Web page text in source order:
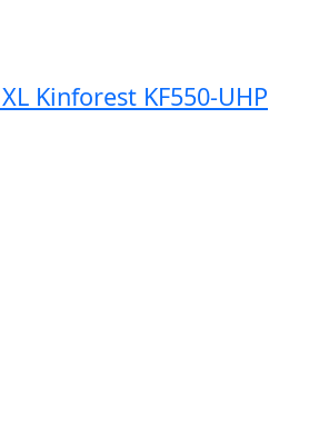
Kinforest KF550-UHP